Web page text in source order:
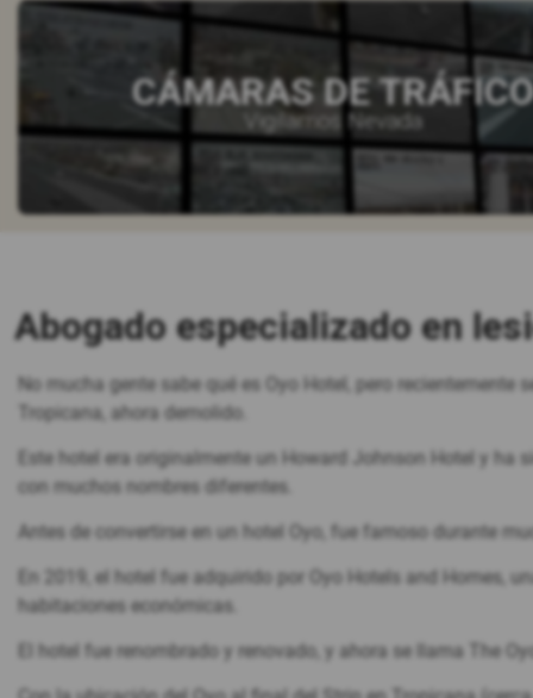
CÁMARAS DE
Vigilamos Nevada
Abogado especializado en
No mucha gente sabe qué es Oyo Hotel, pero
Tropicana, ahora demolido.
Este hotel era originalmente un Howard Johnson Hotel y
con muchos nombres diferentes.
Antes de convertirse en un hotel Oyo, fue famoso durante
En 2019, el hotel fue adquirido por Oyo Hotels and Homes,
habitaciones económicas.
El hotel fue renombrado y renovado, y ahora se llama The